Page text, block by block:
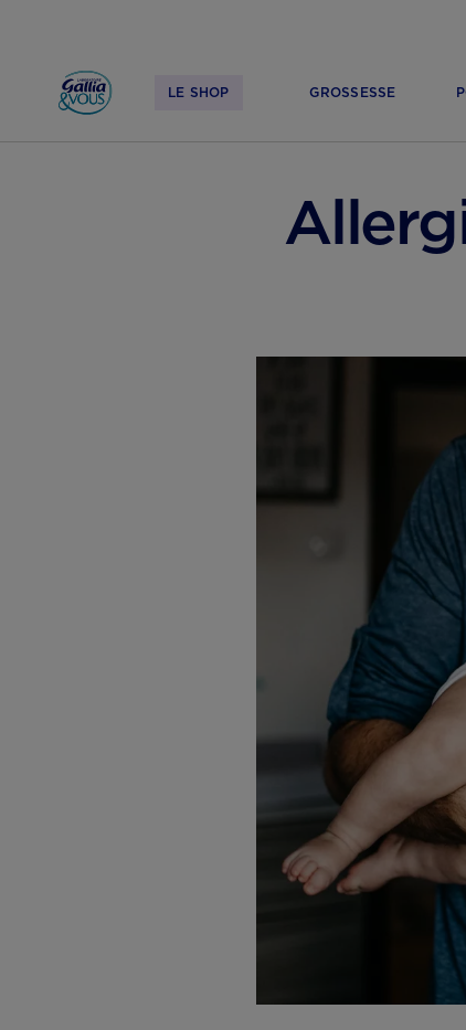
LE SHOP GROSSESSE
TROUBLES DIGESTIFS